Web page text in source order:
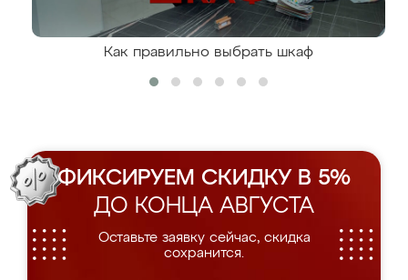
Как правильно выбрать шкаф
ФИКСИРУЕМ СКИДКУ В 5%
ДО КОНЦА АВГУСТА
Оставьте заявку сейчас, скидка
сохранится.